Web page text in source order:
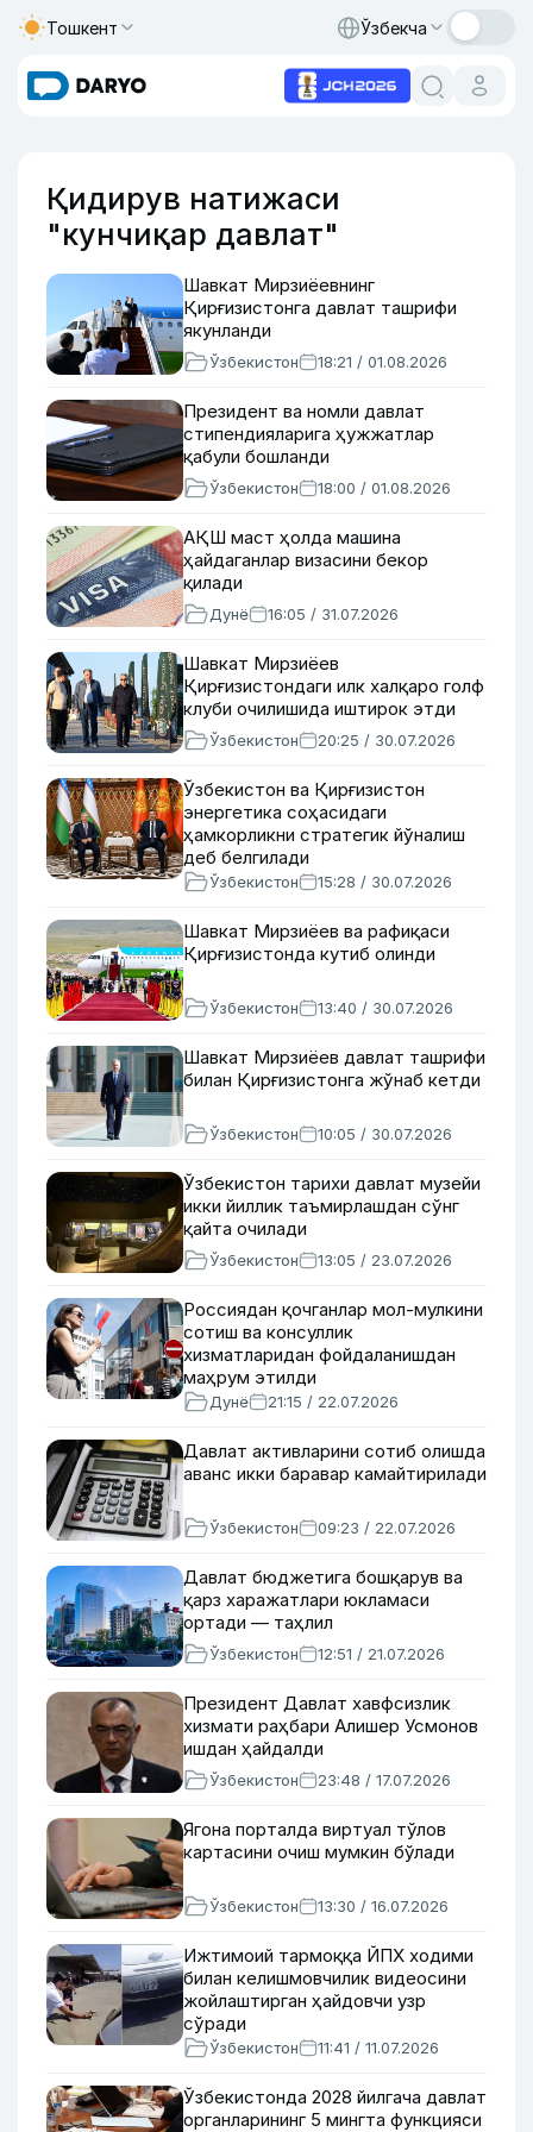
Тошкент Ўзбекча
Қидирув натижаси
"кунчиқар давлат"
Шавкат Мирзиёевнинг
Қирғизистонга давлат ташрифи
якунланди
Ўзбекистон 18:21 / 01.08.2026
Президент ва номли давлат
стипендияларига ҳужжатлар
қабули бошланди
Ўзбекистон 18:00 / 01.08.2026
АҚШ маст ҳолда машина
ҳайдаганлар визасини бекор
қилади
Дунё 16:05 / 31.07.2026
Шавкат Мирзиёев
Қирғизистондаги илк халқаро голф
клуби очилишида иштирок этди
Ўзбекистон 20:25 / 30.07.2026
Ўзбекистон ва Қирғизистон
энергетика соҳасидаги
ҳамкорликни стратегик йўналиш
деб белгилади
Ўзбекистон 15:28 / 30.07.2026
Шавкат Мирзиёев ва рафиқаси
Қирғизистонда кутиб олинди
Ўзбекистон 13:40 / 30.07.2026
Шавкат Мирзиёев давлат ташрифи
билан Қирғизистонга жўнаб кетди
Ўзбекистон 10:05 / 30.07.2026
Ўзбекистон тарихи давлат музейи
икки йиллик таъмирлашдан сўнг
қайта очилади
Ўзбекистон 13:05 / 23.07.2026
Россиядан қочганлар мол-мулкини
сотиш ва консуллик
хизматларидан фойдаланишдан
маҳрум этилди
Дунё 21:15 / 22.07.2026
Давлат активларини сотиб олишда
аванс икки баравар камайтирилади
Ўзбекистон 09:23 / 22.07.2026
Давлат бюджетига бошқарув ва
қарз харажатлари юкламаси
ортади — таҳлил
Ўзбекистон 12:51 / 21.07.2026
Президент Давлат хавфсизлик
хизмати раҳбари Алишер Усмонов
ишдан ҳайдалди
Ўзбекистон 23:48 / 17.07.2026
Ягона порталда виртуал тўлов
картасини очиш мумкин бўлади
Ўзбекистон 13:30 / 16.07.2026
Ижтимоий тармоққа ЙПХ ходими
билан келишмовчилик видеосини
жойлаштирган ҳайдовчи узр
сўради
Ўзбекистон 11:41 / 11.07.2026
Ўзбекистонда 2028 йилгача давлат
органларининг 5 мингта функцияси